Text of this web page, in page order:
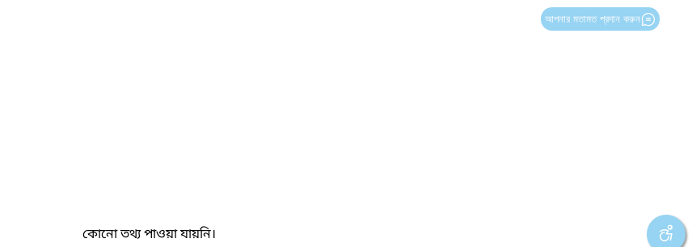
আপনার মতামত প্রদান করুন
কোনো তথ্য পাওয়া যায়নি।